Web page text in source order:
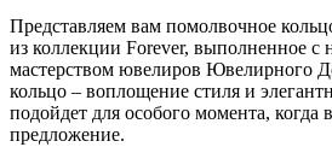
Представляем вам помолвочное
из коллекции Forever, выполненное с
мастерством ювелиров Ювелирного
кольцо – воплощение стиля и
подойдет для особого момента, когда
предложение.